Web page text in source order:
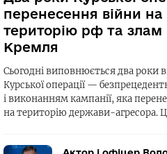
перенесення війни на
територію рф та злам
Кремля
Сьогодні виповнюється два роки
Курської операції —
і виконанням кампанії, яка
на територію держави-агресора.